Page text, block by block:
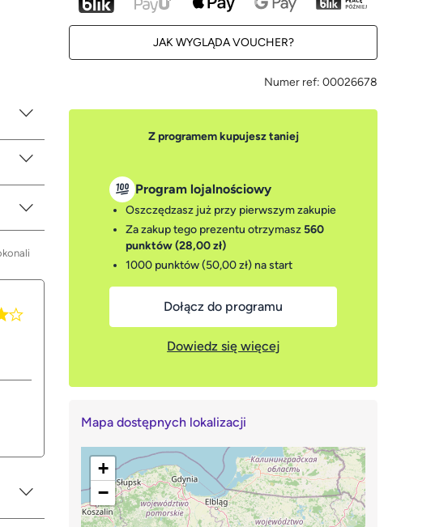
JAK WYGLĄDA VOUCHER?
Numer ref: 00026678
Z programem kupujesz taniej
Program lojalnościowy
Oszczędzasz już przy pierwszym zakupie
Za zakup tego prezentu otrzymasz560
punktów (28,00 zł)
1000 punktów (50,00 zł) na start
Dołącz do programu
Dowiedz się więcej
Mapa dostępnych lokalizacji
+
−